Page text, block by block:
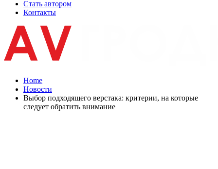
Стать автором
Контакты
Home
Новости
Выбор подходящего верстака: критерии, на которые
следует обратить внимание